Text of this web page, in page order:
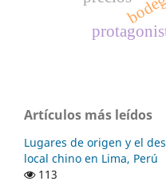
Artículos más leídos
Lugares de origen y el
local chino en Lima, Perú
113